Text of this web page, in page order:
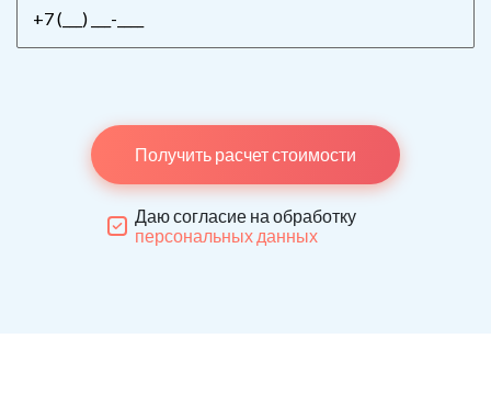
Получить расчет стоимости
Даю согласие на обработку
персональных данных